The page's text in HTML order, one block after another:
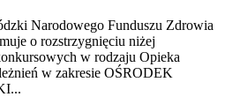
Narodowego Funduszu Zdrowia
o rozstrzygnięciu niżej
w rodzaju Opieka
w zakresie OŚRODEK